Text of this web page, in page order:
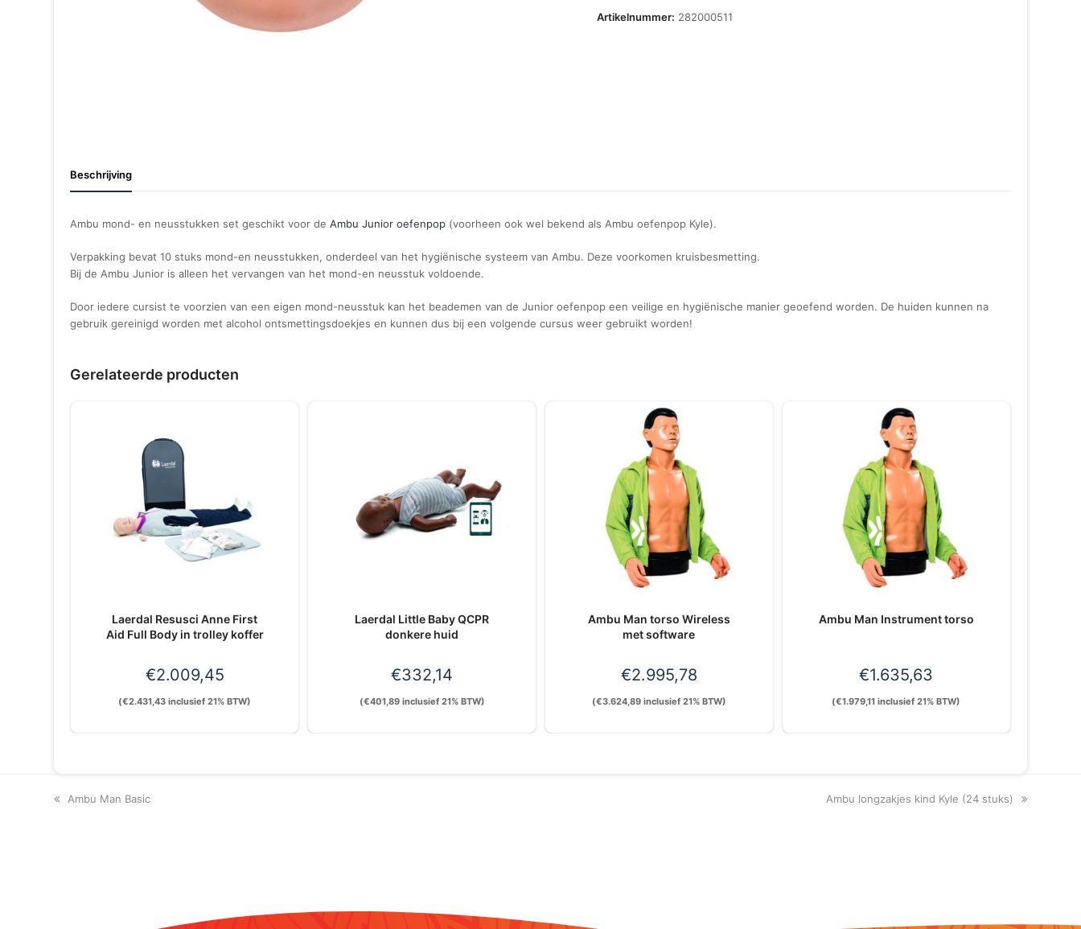
stuks
Artikelnummer: 282000511
Beschrijving
Ambu mond- en neusstukken set geschikt voor deAmbu Junior oefenpop (voorheen ook wel bekend als Ambu oefenpop Kyle).
Verpakking bevat 10 stuks mond-en neusstukken, onderdeel van het hygiënische systeem van Ambu. Deze voorkomen kruisbesmetting.
Bij de Ambu Junior is alleen het vervangen van het mond-en neusstuk voldoende.
Door iedere cursist te voorzien van een eigen mond-neusstuk kan het beademen van de Junior oefenpop een veilige en hygiënische manier geoefend worden. De huiden kunnen na
gebruik gereinigd worden met alcohol ontsmettingsdoekjes en kunnen dus bij een volgende cursus weer gebruikt worden!
Gerelateerde producten
Laerdal Resusci Anne First
Aid Full Body in trolley koffer
€2.009,45
(€2.431,43 inclusief 21% BTW)
Laerdal Little Baby QCPR
donkere huid
€332,14
(€401,89inclusief 21% BTW)
Ambu Man torso Wireless
met software
€2.995,78
(€3.624,89inclusief 21% BTW)
Ambu Man Instrument torso
€1.635,63
(€1.979,11 inclusief 21% BTW)
previous
Ambu Man Basic
next
Ambu longzakjes kind Kyle (24 stuks)